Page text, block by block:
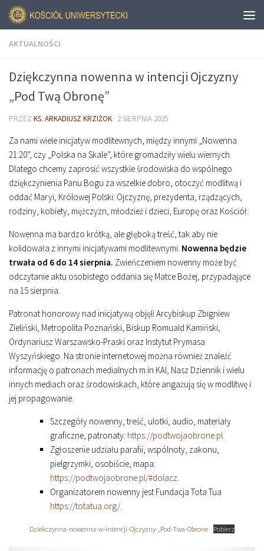
AKTUALNOŚCI
Dziękczynna nowenna w intencji Ojczyzny
„Pod Twą Obronę”
PRZEZ KS. ARKADIUSZ KRZIŻOK · 2 SIERPNIA 2025
Za nami wiele inicjatyw modlitewnych, między innymi „Nowenna
21:20”, czy „Polska na Skale”, które gromadziły wielu wiernych.
Dlatego chcemy zaprosić wszystkie środowiska do wspólnego
dziękczynienia Panu Bogu za wszelkie dobro, otoczyć modlitwą i
oddać Maryi, Królowej Polski: Ojczyznę, prezydenta, rządzących,
rodziny, kobiety, mężczyzn, młodzież i dzieci, Europę oraz Kościół.
Nowenna ma bardzo krótką, ale głęboką treść, tak aby nie
kolidowała z innymi inicjatywami modlitewnymi. Nowenna będzie
trwała od 6 do 14 sierpnia. Zwieńczeniem nowenny może być
odczytanie aktu osobistego oddania się Matce Bożej, przypadające
na 15 sierpnia.
Patronat honorowy nad inicjatywą objęli Arcybiskup Zbigniew
Zieliński, Metropolita Poznański, Biskup Romuald Kamiński,
Ordynariusz Warszawsko-Praski oraz Instytut Prymasa
Wyszyńskiego. Na stronie internetowej można również znaleźć
informację o patronach medialnych m.in KAI, Nasz Dziennik i wielu
innych mediach oraz środowiskach, które angażują się w modlitwę i
jej propagowanie.
Szczegóły nowenny, treść, ulotki, audio, materiały
graficzne, patronaty: https://podtwojaobrone.pl.
Zgłoszenie udziału parafii, wspólnoty, zakonu,
pielgrzymki, osobiście, mapa:
https://podtwojaobrone.pl/#dolacz.
Organizatorem nowenny jest Fundacja Tota Tua
https://totatua.org/.
Dziekczynna-nowenna-w-intencji-Ojczyzny-„Pod-Twa-Obrone Pobierz